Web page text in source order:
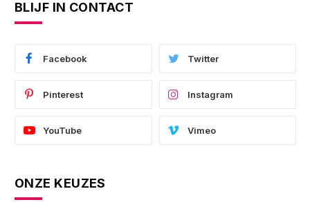
BLIJF IN CONTACT
Facebook Twitter
Pinterest Instagram
YouTube Vimeo
ONZE KEUZES